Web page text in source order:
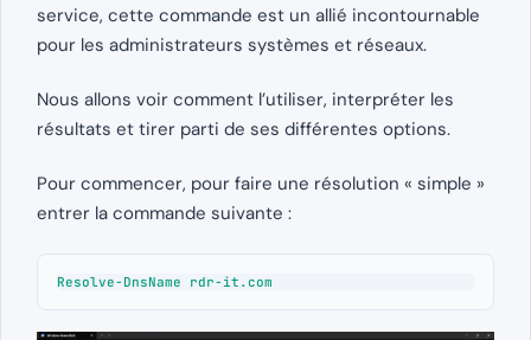
service, cette commande est un allié incontournable
pour les administrateurs systèmes et réseaux.
Nous allons voir comment l’utiliser, interpréter les
résultats et tirer parti de ses différentes options.
Pour commencer, pour faire une résolution « simple »
entrer la commande suivante :
Resolve-DnsName rdr-it.com